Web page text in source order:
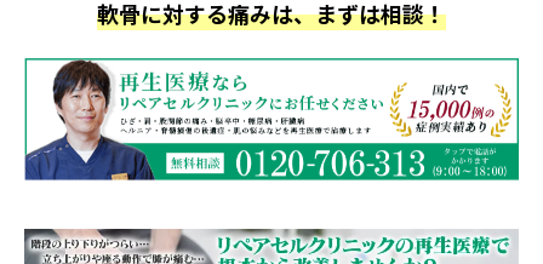
軟骨に対する痛みは、まずは相談！